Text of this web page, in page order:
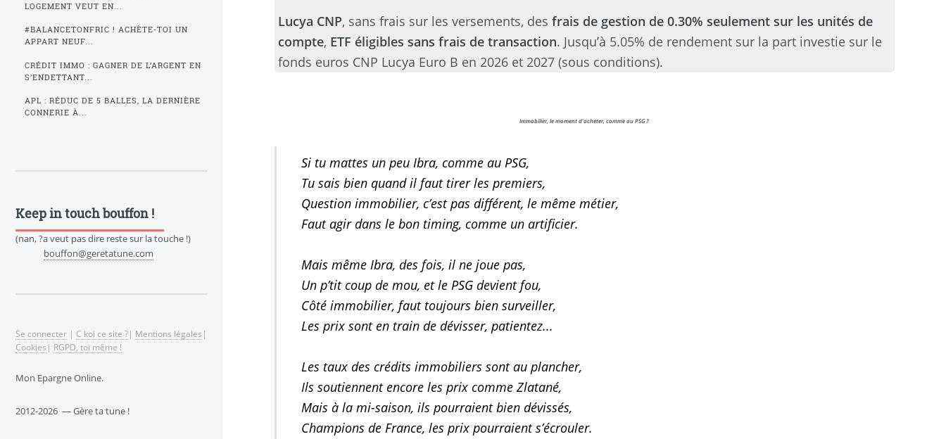
Lucya CNP, sans frais sur les versements, desfrais de gestion de 0.30% seulement sur les unités de
compte, ETF éligibles sans frais de transaction. Jusqu’à 5.05% de rendement sur la part investie sur le
fonds euros CNP Lucya Euro B en 2026 et 2027 (sous conditions).
Immobilier, le moment d’acheter, comme au PSG ?
Si tu mattes un peu Ibra, comme au PSG,
Tu sais bien quand il faut tirer les premiers,
Question immobilier, c’est pas différent, le même métier,
Faut agir dans le bon timing, comme un artificier.
Mais même Ibra, des fois, il ne joue pas,
Un p’tit coup de mou, et le PSG devient fou,
Côté immobilier, faut toujours bien surveiller,
Les prix sont en train de dévisser, patientez...
Les taux des crédits immobiliers sont au plancher,
Ils soutiennent encore les prix comme Zlatané,
Mais à la mi-saison, ils pourraient bien dévissés,
Champions de France, les prix pourraient s’écrouler.
LOGEMENT VEUT EN...
#BALANCETONFRIC ! ACHÈTE-TOI UN
APPART NEUF...
CRÉDIT IMMO : GAGNER DE L’ARGENT EN
S’ENDETTANT...
APL : RÉDUC DE 5 BALLES, LA DERNIÈRE
CONNERIE À...
Keep in touch bouffon !
(nan, ?a veut pas dire reste sur la touche !)
bouffon@geretatune.com
Se connecter | C koi ce site ?| Mentions légales |
Cookies | RGPD, toi même !
Mon Epargne Online.
2012-2026 — Gère ta tune !